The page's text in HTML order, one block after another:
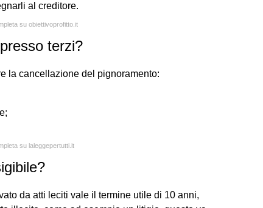
al creditore.
su obiettivoprofitto.it
terzi?
la cancellazione del pignoramento:
su laleggepertutti.it
da atti leciti vale il termine utile di 10 anni,